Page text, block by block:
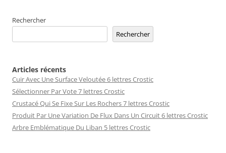
Rechercher
Rechercher
Articles récents
Cuir Avec Une Surface Veloutée 6 lettres Crostic
Sélectionner Par Vote 7 lettres Crostic
Crustacé Qui Se Fixe Sur Les Rochers 7 lettres Crostic
Produit Par Une Variation De Flux Dans Un Circuit 6 lettres Crostic
Arbre Emblématique Du Liban 5 lettres Crostic